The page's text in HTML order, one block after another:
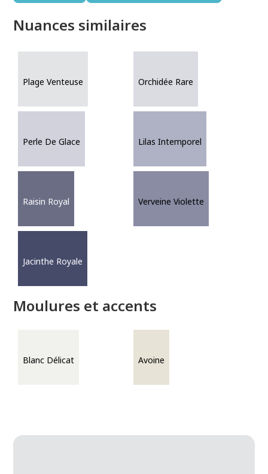
Nuances similaires
Plage Venteuse Orchidée Rare
Perle De Glace Lilas Intemporel
Raisin Royal Verveine Violette
Jacinthe Royale
Moulures et accents
Blanc Délicat Avoine